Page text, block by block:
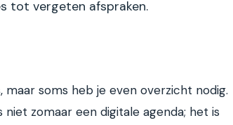
tot vergeten afspraken.
soms heb je even overzicht nodig.
zomaar een digitale agenda; het is